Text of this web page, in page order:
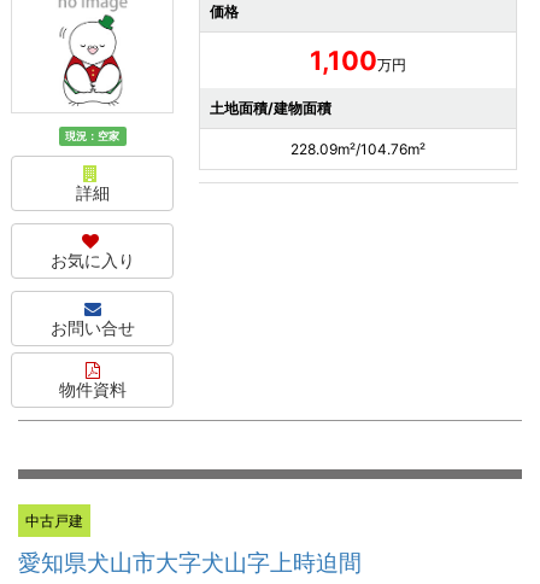
現況：空家
詳細
お気に入り
お問い合せ
物件資料
価格
1,100万円
土地面積/建物面積
228.09m²/104.76m²
中古戸建
愛知県犬山市大字犬山字上時迫間